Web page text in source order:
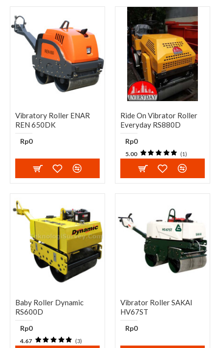
Vibratory Roller ENAR
REN 650DK
Rp0
Ride On Vibrator Roller
Everyday RS880D
Rp0
5.00 (1)
Baby Roller Dynamic
RS600D
Rp0
4.67 (3)
Vibrator Roller SAKAI
HV67ST
Rp0